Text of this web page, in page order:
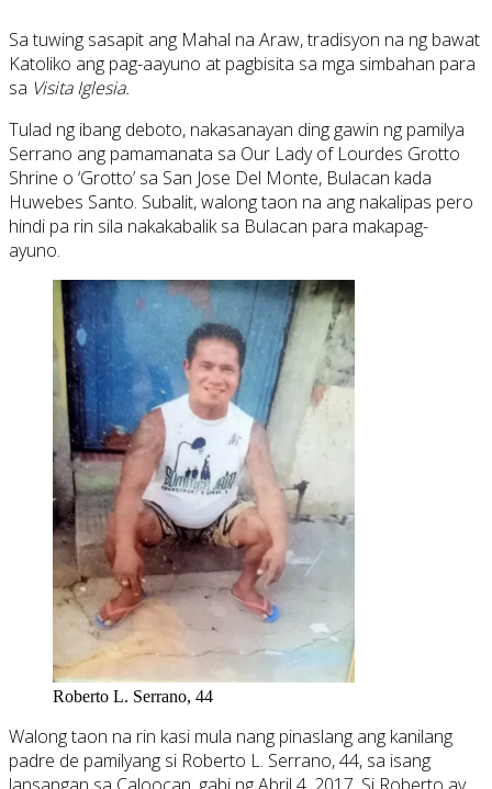
Sa tuwing sasapit ang Mahal na Araw, tradisyon na ng bawat
Katoliko ang pag-aayuno at pagbisita sa mga simbahan para
sa Visita Iglesia.
Tulad ng ibang deboto, nakasanayan ding gawin ng pamilya
Serrano ang pamamanata sa Our Lady of Lourdes Grotto
Shrine o ‘Grotto’ sa San Jose Del Monte, Bulacan kada
Huwebes Santo. Subalit, walong taon na ang nakalipas pero
hindi pa rin sila nakakabalik sa Bulacan para makapag-
ayuno.
Roberto L. Serrano, 44
Walong taon na rin kasi mula nang pinaslang ang kanilang
padre de pamilyang si Roberto L. Serrano, 44, sa isang